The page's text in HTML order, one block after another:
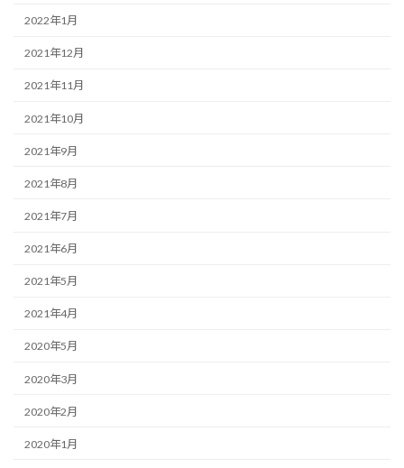
2022年1月
2021年12月
2021年11月
2021年10月
2021年9月
2021年8月
2021年7月
2021年6月
2021年5月
2021年4月
2020年5月
2020年3月
2020年2月
2020年1月